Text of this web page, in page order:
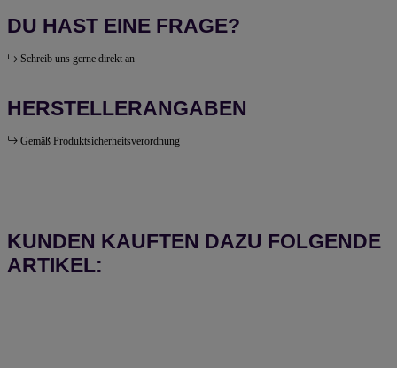
DU HAST EINE FRAGE?
Schreib uns gerne direkt an
HERSTELLERANGABEN
Gemäß Produktsicherheitsverordnung
KUNDEN KAUFTEN DAZU FOLGENDE
ARTIKEL: